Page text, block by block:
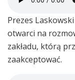
Prezes
otwarci na
zakładu, którą
zaakceptować.